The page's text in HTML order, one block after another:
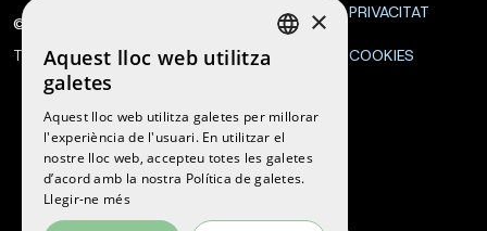
©
Tots els drets reservats
POLÍTICA DE PRIVACITAT
POLÍTICA DE COOKIES
Segueix-nos
CATALAN
×
Aquest lloc web utilitza
galetes
Aquest lloc web utilitza galetes per millorar
l'experiència de l'usuari. En utilitzar el
nostre lloc web, accepteu totes les galetes
d’acord amb la nostra Política de galetes.
Llegir-ne més